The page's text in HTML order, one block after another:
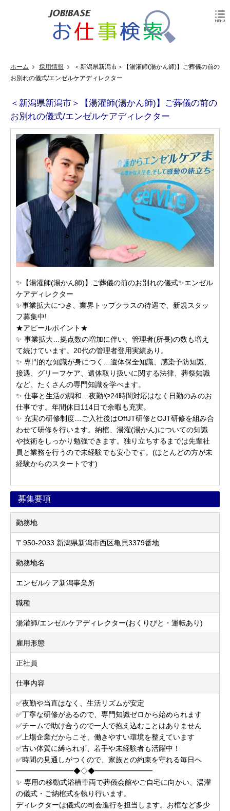
ホーム 採用情報
＜新潟県新潟市＞【湯灌師(湯かん師)】ご葬儀の前の
お別れの儀式/エンゼルケアディレクター
＜新潟県新潟市＞【湯灌師(湯かん師)】ご葬儀の前の
お別れの儀式/エンゼルケアディレクター
✨【湯灌師(湯かん師)】ご葬儀の前のお別れの儀式✨エンゼル
ケアディレクター
✨事業拡大につき、業界トップクラスの待遇で、新規スタッ
フ募集中!
★アピールポイント★
✨ 事業拡大…拠点数の増加に伴い、管理者(所長)の数も増え
て続けています。20代の管理者登用実績あり。
✨ 専門的な知識が身につく…遺体保全知識、感染予防知識、
接遇、グリーフケア、遺体取り扱いに関する法律、葬祭知識
など、たくさんの専門知識を学べます。
✨ 仕事と生活の調和…夜勤や24時間対応はなく日勤のみのお
仕事です。年間休日114日で余暇も充実。
✨ 充実の研修制度…ご入社後はOffJT研修とOJT研修を組み合
わせて研修を行います。納棺、湯灌(湯かん)についての知識
や技術をしっかり勉強できます。独り立ちするまでは先輩社
員と業務を行うので未経験でも安心です。(ほとんどの方が未
経験からのスタートです)
募集要項
勤務地
〒950-2033 新潟県新潟市西区亀貝3379番地
勤務地名
エンゼルケア新潟事業所
職種
湯灌師/エンゼルケアディレクター(おくりびと・運転あり)
雇用形態
正社員
仕事内容
✅夜勤や当直はなく、生活リズムが安定
✅丁寧な研修があるので、専門知識ゼロから始められます
✅チームで助け合うので一人で抱え込むことはありません
✅上場企業だからこそ、働きやすい環境を整えています
✅古い体質に縛られず、若手や未経験者も活躍中！
✅時間の見通しがつくので、家族との約束を守れる毎日へ
━━━━━━━━◆◇◆━━━━━━━━
✨ 専用の移動式浴槽車両で葬儀会館やご自宅に向かい、湯灌
の儀式・ご納棺式を執り行います。
ディレクターは儀式の司会進行を担当します。お棺など多少